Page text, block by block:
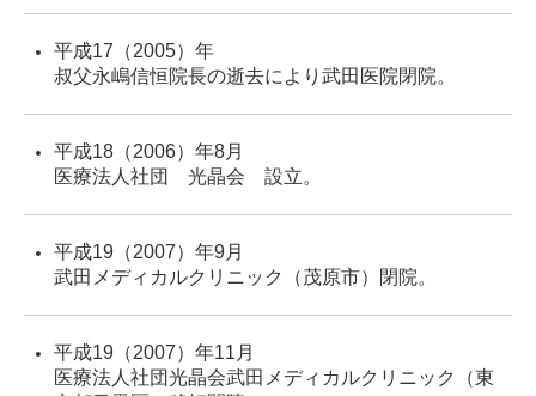
平成17（2005）年
叔父永嶋信恒院長の逝去により武田医院閉院。
平成18（2006）年8月
医療法人社団 光晶会 設立。
平成19（2007）年9月
武田メディカルクリニック（茂原市）閉院。
平成19（2007）年11月
医療法人社団光晶会武田メディカルクリニック（東